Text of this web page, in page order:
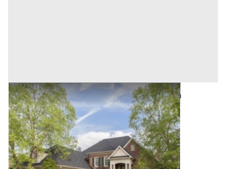
Asta Villino con garage e annessi rustici da
ristrutturare
Cerea (Verona)
Offerta minima
93.000 € 124.000 €
Codice asta:AK3402466
Asta chiusa